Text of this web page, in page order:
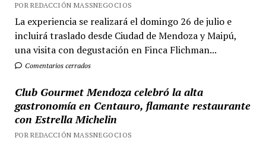
POR REDACCIÓN MASSNEGOCIOS
La experiencia se realizará el domingo 26 de julio e
incluirá traslado desde Ciudad de Mendoza y Maipú,
una visita con degustación en Finca Flichman...
Comentarios cerrados
Club Gourmet Mendoza celebró la alta
gastronomía en Centauro, flamante restaurante
con Estrella Michelin
POR REDACCIÓN MASSNEGOCIOS